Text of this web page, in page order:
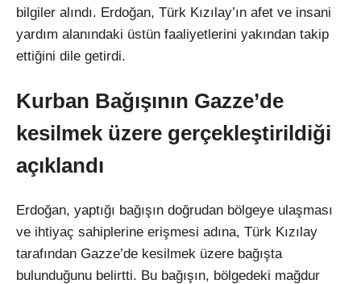
bilgiler alındı. Erdoğan, Türk Kızılay’ın afet ve insani
yardım alanındaki üstün faaliyetlerini yakından takip
ettiğini dile getirdi.
Kurban Bağışının Gazze’de
kesilmek üzere gerçekleştirildiği
açıklandı
Erdoğan, yaptığı bağışın doğrudan bölgeye ulaşması
ve ihtiyaç sahiplerine erişmesi adına, Türk Kızılay
tarafından Gazze’de kesilmek üzere bağışta
bulunduğunu belirtti. Bu bağışın, bölgedeki mağdur